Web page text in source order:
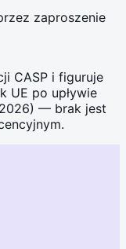
zaproszenie
CASP i figuruje
UE po upływie
— brak jest